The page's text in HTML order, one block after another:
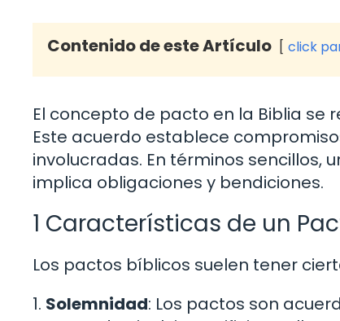
Contenido de este Artículo click
El concepto de pacto en la Biblia se
Este acuerdo establece
involucradas. En términos
implica obligaciones y bendiciones.
1 Características de un
Los pactos bíblicos suelen tener
1. Solemnidad: Los pactos son